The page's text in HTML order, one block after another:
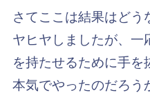
さてここは結果はどう
ヤヒヤしましたが、一
を持たせるために手を
本気でやったのだろう